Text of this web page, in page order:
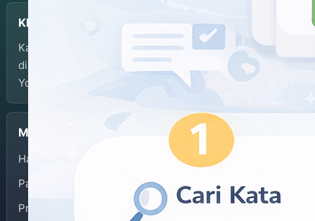
KBJI
Kamus Bahasa Jawa-Indonesia dikembangkan dan
dikelola oleh Balai Bahasa Provinsi Daerah Istimewa
Yogyakarta.
Menu
Halaman Depan
Panduan Penggunaan
Privacy Policy